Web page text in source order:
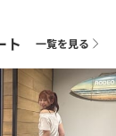
ト 一覧を見る